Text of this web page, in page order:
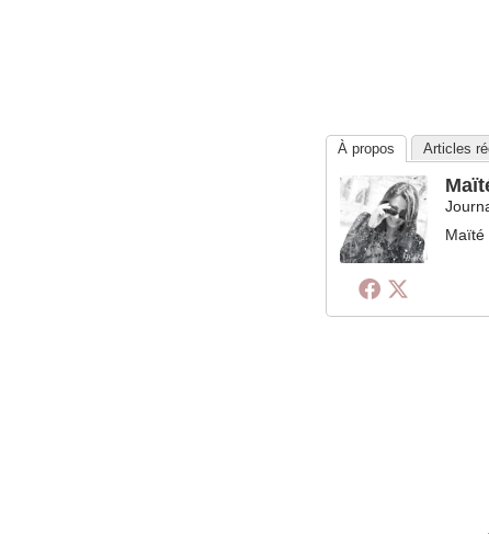
À propos Articles
Maïté